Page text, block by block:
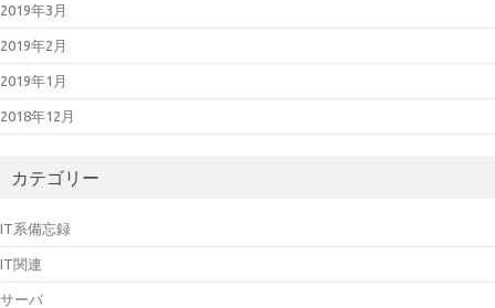
2019年3月
2019年2月
2019年1月
2018年12月
カテゴリー
IT系備忘録
IT関連
サーバ